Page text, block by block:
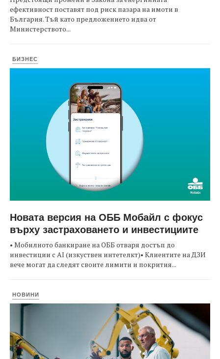
ефективност поставят под риск пазара на имоти в
България. Тъй като предложението идва от
Министерството...
БИЗНЕС
Новата версия на ОББ Мобайл с фокус
върху застраховането и инвестициите
• Мобилното банкиране на ОББ отваря достъп до
инвестиции с AI (изкуствен интетелкт)• Клиентите на ДЗИ
вече могат да следят своите лимити и покрития...
НОВИНИ